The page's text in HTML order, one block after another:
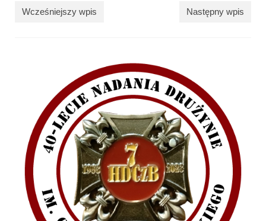
Wcześniejszy wpis Następny wpis